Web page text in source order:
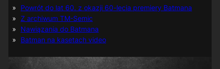
Powrót do lat 60. z okazji 60-lecia premiery Batmana
Z archiwum TM-Semic
Nawiązania do Batmana
Batman na kasetach video